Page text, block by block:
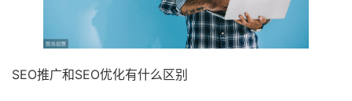
SEO推广和SEO优化有什么区别